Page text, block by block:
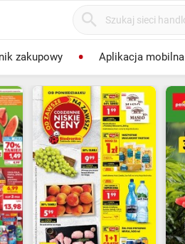
zakupowy Aplikacja mobilna